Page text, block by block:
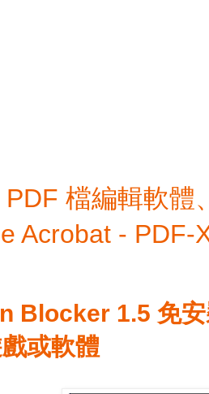
檔編輯軟體
Acrobat - PDF-
Blocker 1.5 免
或軟體